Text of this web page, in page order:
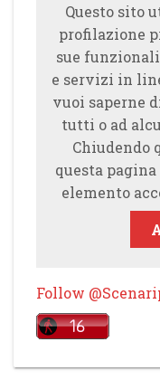
Questo sito
profilazione
sue
e servizi in
vuoi saperne
tutti o ad
Chiudendo
questa
elemento
Follow